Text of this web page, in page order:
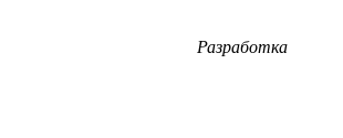
Разработка